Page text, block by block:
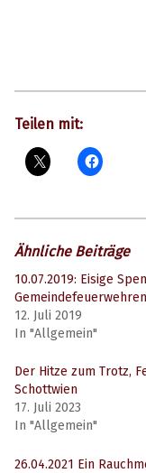
Teilen mit:
Ähnliche Beiträge
10.07.2019: Eisige
Gemeindefeuerwehren
12. Juli 2019
In "Allgemein"
Der Hitze zum Trotz,
Schottwien
17. Juli 2023
In "Allgemein"
26.04.2021 Ein